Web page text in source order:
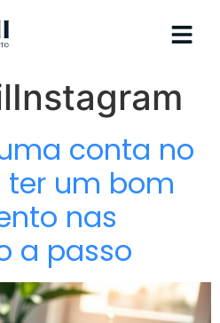
conta no
um bom
nas
a passo